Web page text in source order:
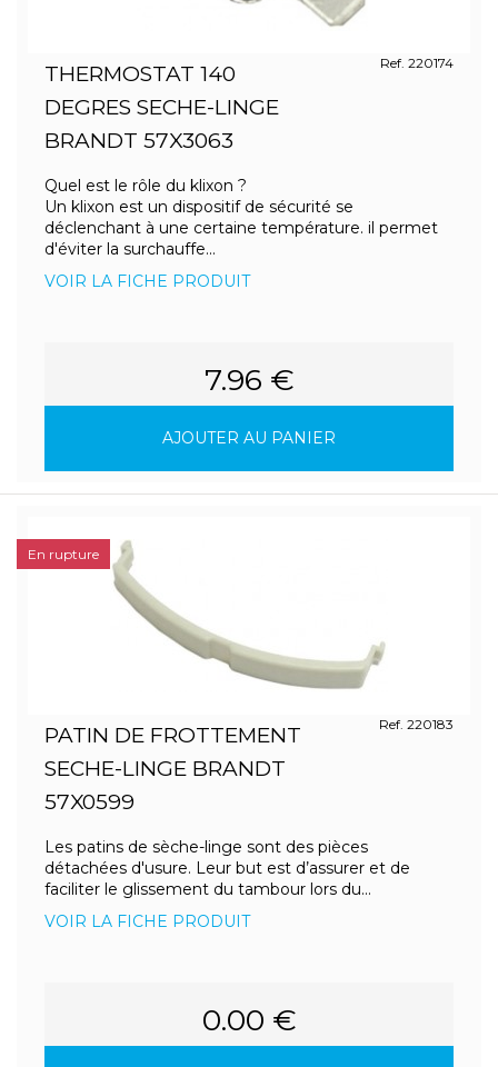
THERMOSTAT 140
DEGRES SECHE-LINGE
BRANDT 57X3063
Ref. 220174
Quel est le rôle du klixon ?
Un klixon est un dispositif de sécurité se
déclenchant à une certaine température. il permet
d'éviter la surchauffe...
VOIR LA FICHE PRODUIT
7.96 €
AJOUTER AU PANIER
PATIN DE FROTTEMENT
SECHE-LINGE BRANDT
57X0599
Ref. 220183
Les patins de sèche-linge sont des pièces
détachées d'usure. Leur but est d’assurer et de
faciliter le glissement du tambour lors du...
VOIR LA FICHE PRODUIT
0.00 €
En rupture